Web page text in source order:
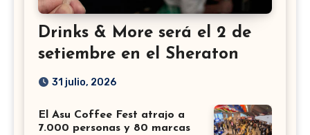
Drinks & More será el 2 de
setiembre en el Sheraton
31 julio, 2026
El Asu Coffee Fest atrajo a
7.000 personas y 80 marcas